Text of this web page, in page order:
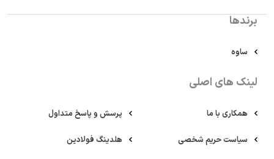
برندها
ساوه
لینک های اصلی
همکاری با ما پرسش و پاسخ متداول
سیاست حریم شخصی هلدینگ فولادین